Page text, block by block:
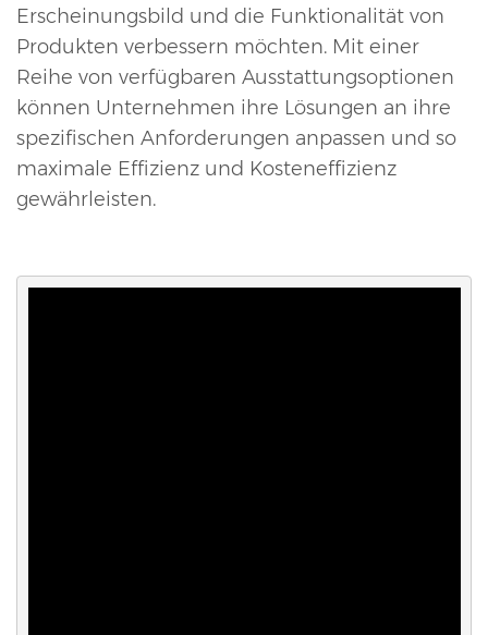
Erscheinungsbild und die Funktionalität von
Produkten verbessern möchten. Mit einer
Reihe von verfügbaren Ausstattungsoptionen
können Unternehmen ihre Lösungen an ihre
spezifischen Anforderungen anpassen und so
maximale Effizienz und Kosteneffizienz
gewährleisten.